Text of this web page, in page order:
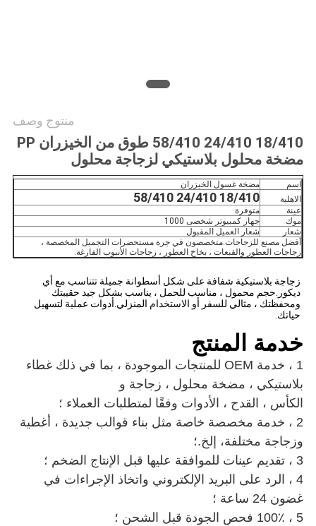
منتوج وصف
18/410 24/410 58/410 طوق من الخيزران PP
مضخة محلول بلاستيكي لزجاجة محلول
اسم
مضخة غسول الخيزران
الاهلية
18/410 24/410 58/410
عينة
متوفرة
موك
جهاز كمبيوتر شخصى 1000
شعار
شعار العميل المقبول
أفضل مصنع للزجاجات.متخصصون في جرة مستحضرات التجميل المخصصة ،
زجاجات العطور والقبعات ، بخاخ العطور ، زجاجات الأنبوب الفارغة.
حياتك.
خدمة المنتج
1 ، خدمة OEM للمنتجات الموجودة ، بما في ذلك
غطاء
بلاستيكي ، مضخة محلول ، زجاجة و
الكأس ، القدح ، الأدوات وفقًا لمتطلبات العملاء ؛
2 ، خدمة مخصصة خاصة مثل بناء قوالب جديدة ،
أغطية
وزجاجة مختلفة، إلخ.؛
3 ، تقديم عينات للموافقة عليها قبل الإنتاج الضخم ؛
4 ، الرد على البريد الإلكتروني واتخاذ الإجراءات في
غضون 24 ساعة ؛
5 ، 100٪ فحص الجودة قبل الشحن ؛